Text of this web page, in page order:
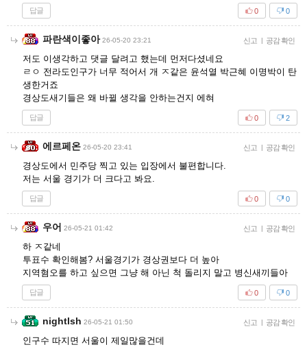
답글 0
0
파란색이좋아 26-05-20 23:21 신고 | 공감 확인
저도 이생각하고 댓글 달려고 했는데 먼저다셨네요
ㄹㅇ 전라도인구가 너무 적어서 개 ㅈ같은 윤석열 박근혜 이명박이 탄
생한거죠
경상도새기들은 왜 바뀔 생각을 안하는건지 에혀
답글 2
0
에르페온 26-05-20 23:41 신고 | 공감 확인
경상도에서 민주당 찍고 있는 입장에서 불편합니다.
저는 서울 경기가 더 크다고 봐요.
답글 0
0
우어 26-05-21 01:42 신고 | 공감 확인
하 ㅈ같네
투표수 확인해봄? 서울경기가 경상권보다 더 높아
지역혐오를 하고 싶으면 그냥 해 아닌 척 돌리지 말고 병신새끼들아
답글 0
0
nightlsh 26-05-21 01:50 신고 | 공감 확인
인구수 따지면 서울이 제일많을건데